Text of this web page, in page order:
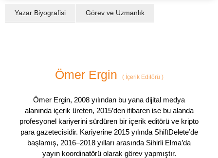
Yazar Biyografisi Görev ve Uzmanlık
Ömer Ergin (İçerik Editörü )
Ömer Ergin, 2008 yılından bu yana dijital medya
alanında içerik üreten, 2015’den itibaren ise bu alanda
profesyonel kariyerini sürdüren bir içerik editörü ve kripto
para gazetecisidir. Kariyerine 2015 yılında ShiftDelete’de
başlamış, 2016–2018 yılları arasında Sihirli Elma’da
yayın koordinatörü olarak görev yapmıştır.